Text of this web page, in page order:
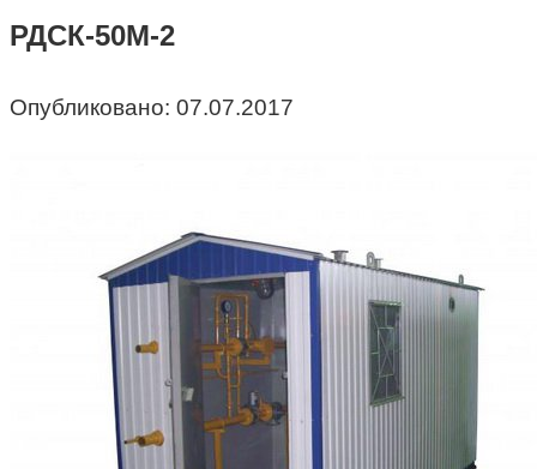
РДСК-50М-2
Опубликовано: 07.07.2017